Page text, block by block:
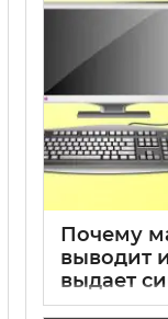
Почему
выводит
выдает